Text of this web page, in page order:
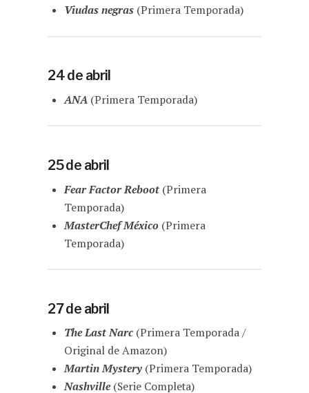
Viudas negras(Primera Temporada)
24 de abril
ANA(Primera Temporada)
25 de abril
Fear Factor Reboot(Primera
Temporada)
MasterChef México(Primera
Temporada)
27 de abril
The Last Narc(Primera Temporada /
Original de Amazon)
Martin Mystery(Primera Temporada)
Nashville(Serie Completa)